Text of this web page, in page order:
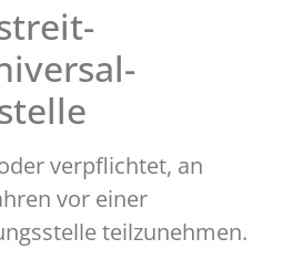
verpflichtet, an
vor einer
teilzunehmen.